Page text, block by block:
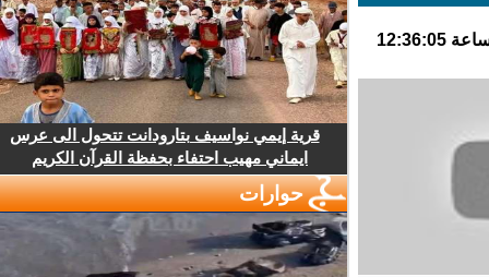
قرية إيمي نواسيف بتارودانت تتحول الى عرس
ايماني مهيب احتفاء بحفظة القرآن الكريم
حوارات